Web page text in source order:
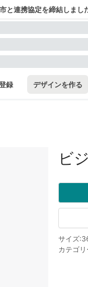
と連携協定を締結しまし
録 デザインを作る
ビ
サイズ:
カテゴリ